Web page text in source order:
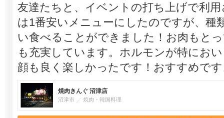
友達たちと、イベントの打ち上げで利
は1番安いメニューにしたのですが、種
い食べることができました！お肉もと
も充実しています。ホルモンが特にお
顔も良く楽しかったです！おすすめで
焼肉きんぐ 沼津店
沼津市 焼肉・韓国料理